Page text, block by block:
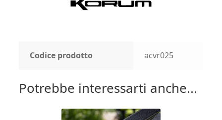
Codice prodotto acvr025
Potrebbe interessarti anche...